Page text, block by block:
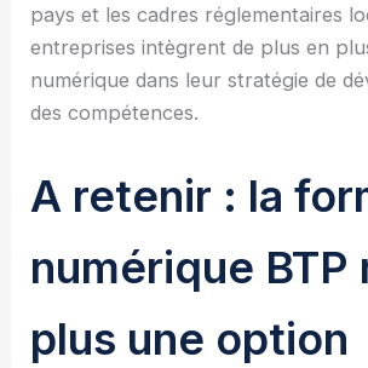
pays et les cadres réglementaires
entreprises intègrent de plus en
numérique dans leur stratégie de
des compétences.
A retenir : la
numérique BTP
plus une option